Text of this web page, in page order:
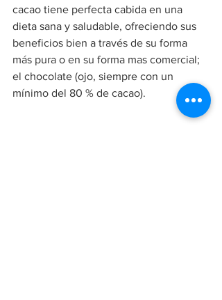
cacao tiene perfecta cabida en una
dieta sana y saludable, ofreciendo sus
beneficios bien a través de su forma
más pura o en su forma mas comercial;
el chocolate (ojo, siempre con un
mínimo del 80 % de cacao).